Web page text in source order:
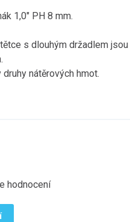
1,0" PH 8 mm.
s dlouhým držadlem
nátěrových hmot.
hodnocení